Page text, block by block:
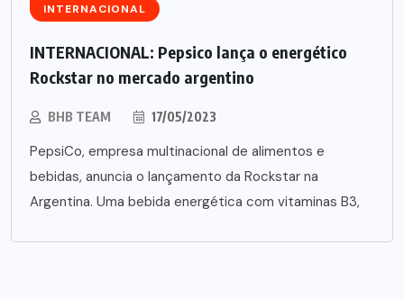
INTERNACIONAL
INTERNACIONAL: Pepsico lança o energético
Rockstar no mercado argentino
BHB TEAM 17/05/2023
PepsiCo, empresa multinacional de alimentos e
bebidas, anuncia o lançamento da Rockstar na
Argentina. Uma bebida energética com vitaminas B3,